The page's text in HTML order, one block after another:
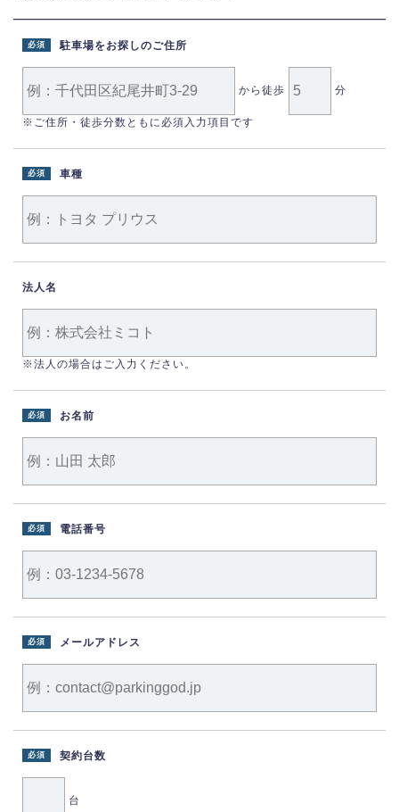
駐車場をお探しのご住所
必須
から徒歩 分
※ご住所・徒歩分数ともに必須入力項目です
車種
必須
法人名
※法人の場合はご入力ください。
お名前
必須
電話番号
必須
メールアドレス
必須
契約台数
必須
台